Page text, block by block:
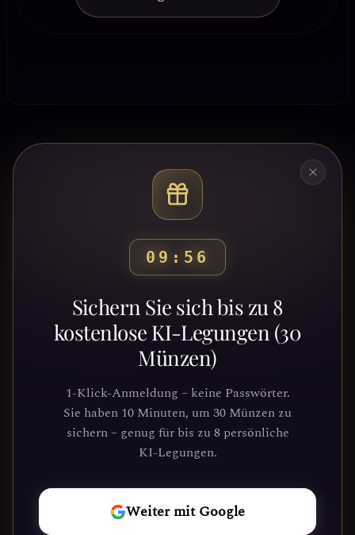
09:53
Sichern Sie sich bis zu 8
kostenlose KI-Legungen (30
Münzen)
1-Klick-Anmeldung – keine Passwörter.
Sie haben 10 Minuten, um 30 Münzen zu
sichern – genug für bis zu 8 persönliche
KI-Legungen.
Weiter mit Google
Bereit, deinen Weg zu
entdecken?
Schließe dich Tausenden von
Suchenden an, die Klarheit und
Führung durch unsere Plattform
gefunden haben. Deine kosmische Reise
wartet.
REISE
BEGINNEN